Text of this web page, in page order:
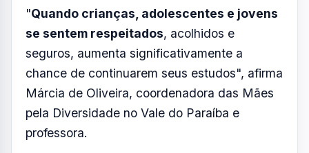
distribuição será ampliada para todo o país.A
cartilha também está disponível
gratuitamente nosite da organização.
Escolas interessadas podem entrar em
contato pelo WhatsApp (11) 97362-1805 ou
pelo e-mail
maeseducadoras@maespeladiversidade.com.br